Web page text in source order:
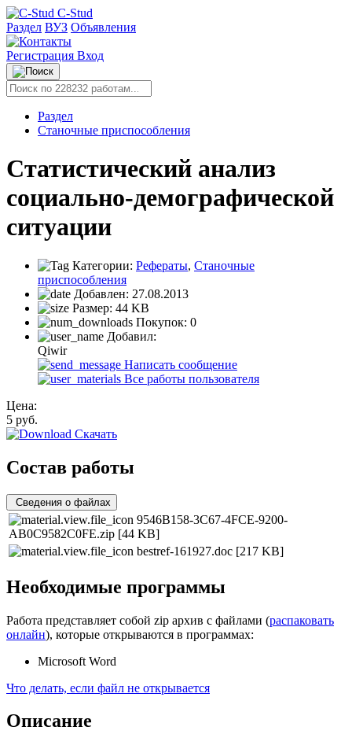
C-Stud
Раздел ВУЗ Объявления
Регистрация Вход
Раздел
Станочные приспособления
Статистический анализ
социально-демографической
ситуации
Категории: Рефераты, Станочные
приспособления
Добавлен: 27.08.2013
Размер: 44 KB
Покупок: 0
Добавил:
Qiwir
Написать сообщение
Все работы пользователя
Цена:
5 руб.
Скачать
Состав работы
Сведения о файлах
9546B158-3C67-4FCE-9200-
AB0C9582C0FE.zip [44 KB]
bestref-161927.doc [217 KB]
Необходимые программы
Работа представляет собой zip архив с файлами (распаковать
онлайн), которые открываются в программах:
Microsoft Word
Что делать, если файл не открывается
Описание